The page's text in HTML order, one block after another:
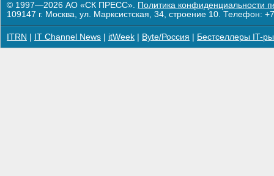
© 1997—2026 АО «СК ПРЕСС». Политика конфиденциальности
109147 г. Москва, ул. Марксистская, 34, строение 10. Телефон:
ITRN IT Channel News itWeek Byte/Россия Бестселлеры IT-